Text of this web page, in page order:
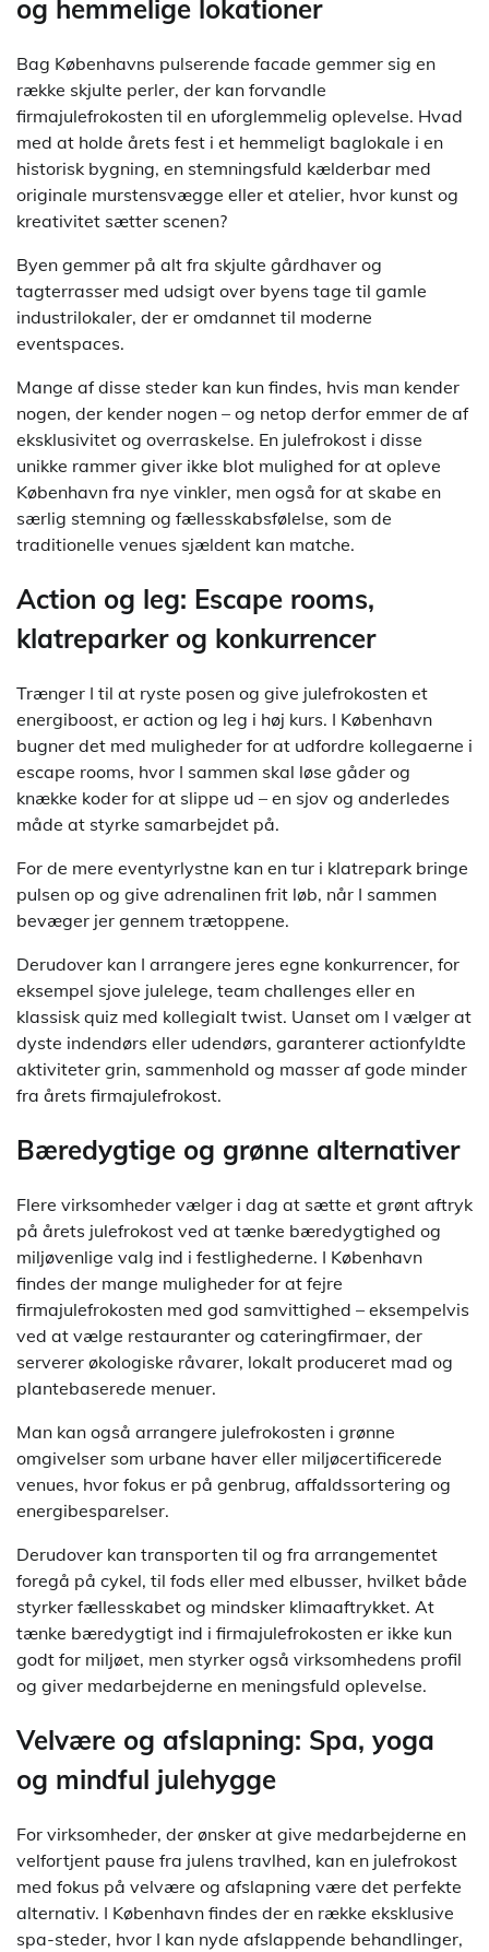
og hemmelige lokationer
Bag Københavns pulserende facade gemmer sig en
række skjulte perler, der kan forvandle
firmajulefrokosten til en uforglemmelig oplevelse. Hvad
med at holde årets fest i et hemmeligt baglokale i en
historisk bygning, en stemningsfuld kælderbar med
originale murstensvægge eller et atelier, hvor kunst og
kreativitet sætter scenen?
Byen gemmer på alt fra skjulte gårdhaver og
tagterrasser med udsigt over byens tage til gamle
industrilokaler, der er omdannet til moderne
eventspaces.
Mange af disse steder kan kun findes, hvis man kender
nogen, der kender nogen – og netop derfor emmer de af
eksklusivitet og overraskelse. En julefrokost i disse
unikke rammer giver ikke blot mulighed for at opleve
København fra nye vinkler, men også for at skabe en
særlig stemning og fællesskabsfølelse, som de
traditionelle venues sjældent kan matche.
Action og leg: Escape rooms,
klatreparker og konkurrencer
Trænger I til at ryste posen og give julefrokosten et
energiboost, er action og leg i høj kurs. I København
bugner det med muligheder for at udfordre kollegaerne i
escape rooms, hvor I sammen skal løse gåder og
knække koder for at slippe ud – en sjov og anderledes
måde at styrke samarbejdet på.
For de mere eventyrlystne kan en tur i klatrepark bringe
pulsen op og give adrenalinen frit løb, når I sammen
bevæger jer gennem trætoppene.
Derudover kan I arrangere jeres egne konkurrencer, for
eksempel sjove julelege, team challenges eller en
klassisk quiz med kollegialt twist. Uanset om I vælger at
dyste indendørs eller udendørs, garanterer actionfyldte
aktiviteter grin, sammenhold og masser af gode minder
fra årets firmajulefrokost.
Bæredygtige og grønne alternativer
Flere virksomheder vælger i dag at sætte et grønt aftryk
på årets julefrokost ved at tænke bæredygtighed og
miljøvenlige valg ind i festlighederne. I København
findes der mange muligheder for at fejre
firmajulefrokosten med god samvittighed – eksempelvis
ved at vælge restauranter og cateringfirmaer, der
serverer økologiske råvarer, lokalt produceret mad og
plantebaserede menuer.
Man kan også arrangere julefrokosten i grønne
omgivelser som urbane haver eller miljøcertificerede
venues, hvor fokus er på genbrug, affaldssortering og
energibesparelser.
Derudover kan transporten til og fra arrangementet
foregå på cykel, til fods eller med elbusser, hvilket både
styrker fællesskabet og mindsker klimaaftrykket. At
tænke bæredygtigt ind i firmajulefrokosten er ikke kun
godt for miljøet, men styrker også virksomhedens profil
og giver medarbejderne en meningsfuld oplevelse.
Velvære og afslapning: Spa, yoga
og mindful julehygge
For virksomheder, der ønsker at give medarbejderne en
velfortjent pause fra julens travlhed, kan en julefrokost
med fokus på velvære og afslapning være det perfekte
alternativ. I København findes der en række eksklusive
spa-steder, hvor I kan nyde afslappende behandlinger,